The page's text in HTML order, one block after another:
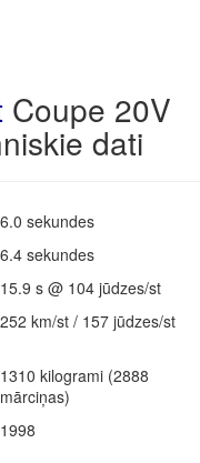
Coupe 20V
dati
6.0 sekundes
6.4 sekundes
15.9 s @ 104 jūdzes/st
252 km/st / 157 jūdzes/st
1310 kilogrami (2888
mārciņas)
1998